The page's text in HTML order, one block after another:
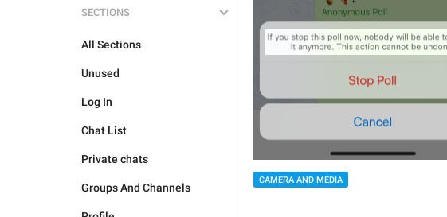
SECTIONS
All Sections
Unused
Log In
Chat List
Private chats
Groups And Channels
CAMERA AND MEDIA